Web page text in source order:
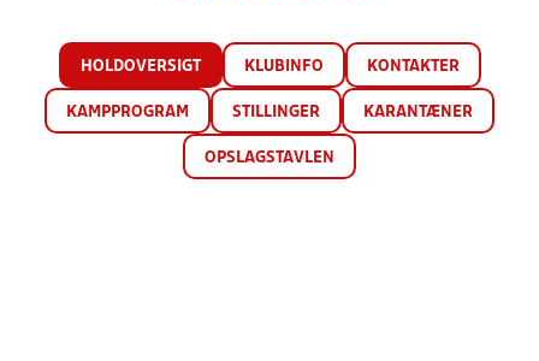
HOLDOVERSIGT KLUBINFO KONTAKTER
KAMPPROGRAM STILLINGER KARANTÆNER
OPSLAGSTAVLEN